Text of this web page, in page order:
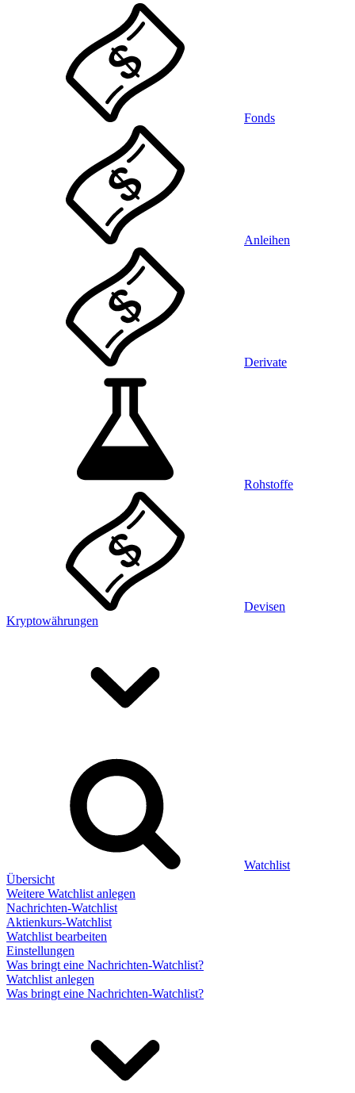
Fonds
Anleihen
Derivate
Rohstoffe
Devisen
Kryptowährungen
Watchlist
Übersicht
Weitere Watchlist anlegen
Nachrichten-Watchlist
Aktienkurs-Watchlist
Watchlist bearbeiten
Einstellungen
Was bringt eine Nachrichten-Watchlist?
Watchlist anlegen
Was bringt eine Nachrichten-Watchlist?